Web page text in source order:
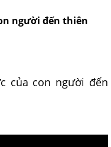
người đến thiên
của con người đến